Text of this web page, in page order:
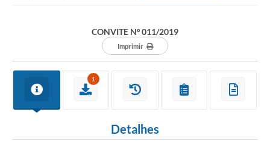
CONVITE Nº 011/2019
Imprimir
1
Detalhes